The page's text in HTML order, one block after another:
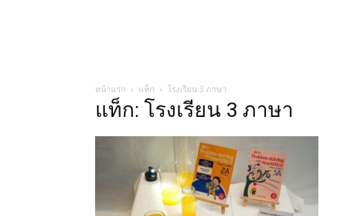
หน้าแรก แท็ก โรงเรียน 3 ภาษา
แท็ก: โรงเรียน 3 ภาษา